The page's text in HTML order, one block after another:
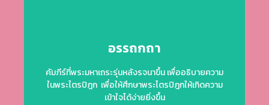
อรรถกถา
คัมภีร์ที่พระมหาเถระรุ่นหลังรจนาขึ้น เพื่ออธิบายความ
ในพระไตรปิฎก เพื่อให้ศึกษาพระไตรปิฎกให้เกิดความ
เข้าใจได้ง่ายยิ่งขึ้น
คัมภีร์ที่พระมหาเถระรุ่นหลังรจนาขึ้น เพื่ออธิบายความ
ในพระไตรปิฎก เพื่อให้ศึกษาพระไตรปิฎกให้เกิดความ
เข้าใจได้ง่ายยิ่งขึ้น